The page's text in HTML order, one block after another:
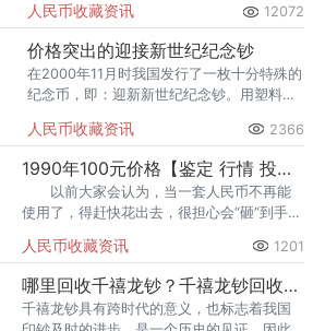
新价格出炉，全收藏界轰动！
人民币收藏资讯 12072
价格突出的迎接新世纪纪念钞
在2000年11月时我国发行了一枚十分特殊的
纪念币，即：迎新新世纪纪念钞。用塑料制
性。
人民币收藏资讯 2366
1990年100元价格【鉴定 行情 投资分析】
以前大家会认为，当一套人民币不再能
使用了，得赶快花出去，很担心会“砸”到手
了上百万，甚至是几百万。
人民币收藏资讯 1201
哪里回收千禧龙钞？千禧龙钞回收价格是都多少？
千禧龙钞具有跨时代的意义，也标志着我国